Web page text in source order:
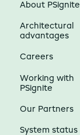
About PSignite
Architectural
advantages
Careers
Working with
PSignite
Our Partners
System status